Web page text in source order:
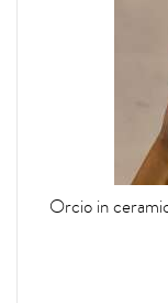
Orcio in